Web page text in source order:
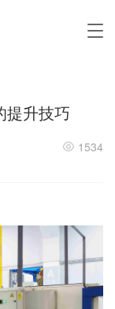
T
a
提升技巧
1534